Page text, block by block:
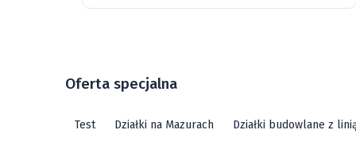
Oferta specjalna
Test Działki na Mazurach Działki budowlane z